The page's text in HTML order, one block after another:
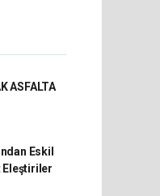
ASFALTA
Eskil
Eleştiriler